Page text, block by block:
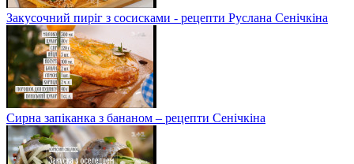
Закусочний пиріг з сосисками - рецепти Руслана Сенічкіна
Сирна запіканка з бананом – рецепти Сенічкіна